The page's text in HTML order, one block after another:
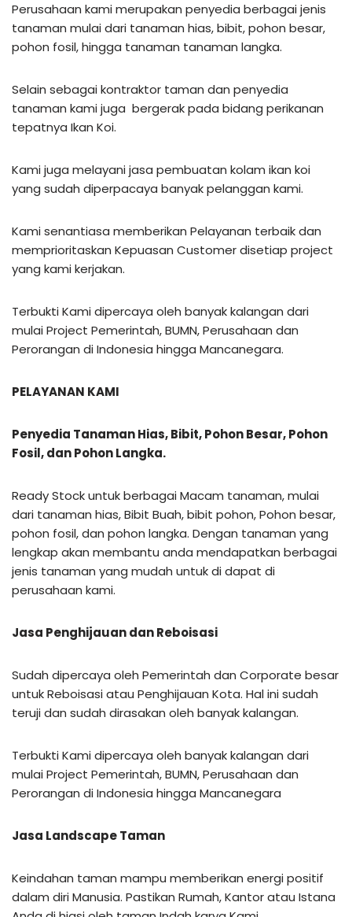
Perusahaan kami merupakan penyedia berbagai jenis
tanaman mulai dari tanaman hias, bibit, pohon besar,
pohon fosil, hingga tanaman tanaman langka.
Selain sebagai kontraktor taman dan penyedia
tanaman kami juga bergerak pada bidang perikanan
tepatnya Ikan Koi.
Kami juga melayani jasa pembuatan kolam ikan koi
yang sudah diperpacaya banyak pelanggan kami.
Kami senantiasa memberikan Pelayanan terbaik dan
memprioritaskan Kepuasan Customer disetiap project
yang kami kerjakan.
Terbukti Kami dipercaya oleh banyak kalangan dari
mulai Project Pemerintah, BUMN, Perusahaan dan
Perorangan di Indonesia hingga Mancanegara.
PELAYANAN KAMI
Penyedia Tanaman Hias, Bibit, Pohon Besar, Pohon
Fosil, dan Pohon Langka.
Ready Stock untuk berbagai Macam tanaman, mulai
dari tanaman hias, Bibit Buah, bibit pohon, Pohon besar,
pohon fosil, dan pohon langka. Dengan tanaman yang
lengkap akan membantu anda mendapatkan berbagai
jenis tanaman yang mudah untuk di dapat di
perusahaan kami.
Jasa Penghijauan dan Reboisasi
Sudah dipercaya oleh Pemerintah dan Corporate besar
untuk Reboisasi atau Penghijauan Kota. Hal ini sudah
teruji dan sudah dirasakan oleh banyak kalangan.
Terbukti Kami dipercaya oleh banyak kalangan dari
mulai Project Pemerintah, BUMN, Perusahaan dan
Perorangan di Indonesia hingga Mancanegara
Jasa Landscape Taman
Keindahan taman mampu memberikan energi positif
dalam diri Manusia. Pastikan Rumah, Kantor atau Istana